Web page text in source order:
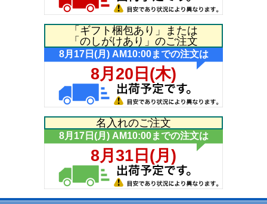
「ギフト梱包あり」または
「のしがけあり」のご注文
名入れのご注文